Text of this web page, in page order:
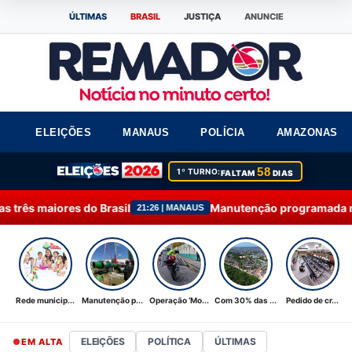
ÚLTIMAS BRASIL JUSTIÇA ANUNCIE
ELEIÇÕES MANAUS POLÍCIA AMAZONAS
1º TURNO:FALTAM58 DIAS
21:26 | MANAUS Manutenção programada na Ponta do Ismael
Rede municip... Manutenção p... Operação ‘Mo... Com 30% das ... Pedido de cr...
EM ALTA ELEIÇÕES POLÍTICA ÚLTIMAS